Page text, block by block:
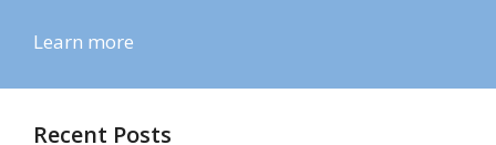
Learn more
Recent Posts